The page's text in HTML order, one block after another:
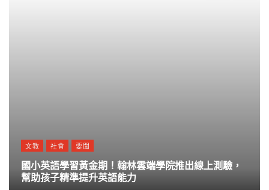
文教 社會 要聞
國小英語學習黃金期！翰林雲端學院推出線上測驗，
幫助孩子精準提升英語能力